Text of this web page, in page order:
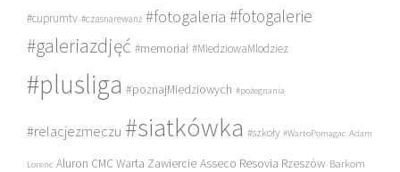
#cuprumtv #czasnarewanż #fotogaleria #fotogalerie
#galeriazdjęć #memoriał #MiedziowaMlodziez
#plusliga #poznajMiedziowych #pożegnania
#relacjezmeczu #siatkówka #szkoły #WartoPomagac Adam
Lorenc Aluron CMC Warta Zawiercie Asseco Resovia Rzeszów Barkom